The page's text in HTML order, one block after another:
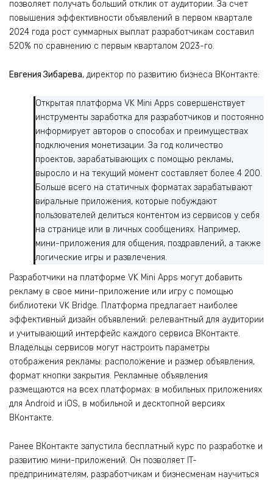
позволяет получать больший отклик от аудитории. За счет
повышения эффективности объявлений в первом квартале
2024 года рост суммарных выплат разработчикам составил
520% по сравнению с первым кварталом 2023-го.
Евгения Зибарева, директор по развитию бизнеса ВКонтакте:
Открытая платформа VK Mini Apps совершенствует
инструменты заработка для разработчиков и постоянно
информирует авторов о способах и преимуществах
подключения монетизации. За год количество
проектов, зарабатывающих с помощью рекламы,
выросло и на текущий момент составляет более 4 200.
Больше всего на статичных форматах зарабатывают
виральные приложения, которые побуждают
пользователей делиться контентом из сервисов у себя
на странице или в личных сообщениях. Например,
мини-приложения для общения, поздравлений, а также
логические игры и развлечения.
Разработчики на платформе VK Mini Apps могут добавить
рекламу в свое мини-приложение или игру с помощью
библиотеки VK Bridge. Платформа предлагает наиболее
эффективный дизайн объявлений: релевантный для аудитории
и учитывающий интерфейс каждого сервиса ВКонтакте.
Владельцы сервисов могут настроить параметры
отображения рекламы: расположение и размер объявления,
формат кнопки закрытия. Рекламные объявления
размещаются на всех платформах: в мобильных приложениях
для Android и iOS, в мобильной и десктопной версиях
ВКонтакте.
Ранее ВКонтакте запустила бесплатный курс по разработке и
развитию мини-приложений. Он позволяет IT-
предпринимателям, разработчикам и бизнесменам научиться